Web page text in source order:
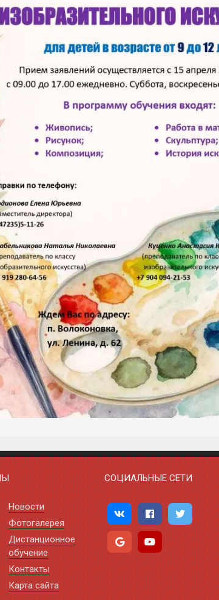
Новости
Фотогалерея
Дистанционное
обучение
Контакты
Карта сайта
СОЦИАЛЬНЫЕ СЕТИ